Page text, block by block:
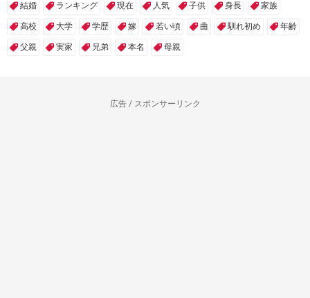
結婚 ランキング 現在 人気 子供 身長 家族
高校 大学 学歴 嫁 若い頃 曲 馴れ初め 年齢
父親 実家 兄弟 本名 母親
広告 / スポンサーリンク